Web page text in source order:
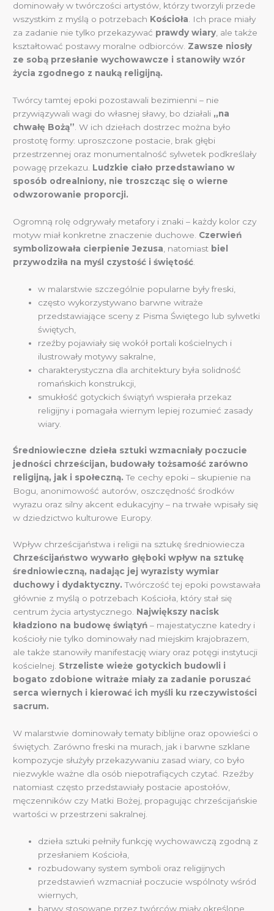
dominowały w twórczości artystów, którzy tworzyli przede
wszystkim z myślą o potrzebach Kościoła. Ich prace miały
za zadanie nie tylko przekazywać prawdy wiary, ale także
kształtować postawy moralne odbiorców. Zawsze niosły
ze sobą przesłanie wychowawcze i stanowiły wzór
życia zgodnego z nauką religijną.
Twórcy tamtej epoki pozostawali bezimienni – nie
przywiązywali wagi do własnej sławy, bo działali „na
chwałę Bożą”. W ich dziełach dostrzec można było
prostotę formy: uproszczone postacie, brak głębi
przestrzennej oraz monumentalność sylwetek podkreślały
powagę przekazu. Ludzkie ciało przedstawiano w
sposób odrealniony, nie troszcząc się o wierne
odwzorowanie proporcji.
Ogromną rolę odgrywały metafory i znaki – każdy kolor czy
motyw miał konkretne znaczenie duchowe. Czerwień
symbolizowała cierpienie Jezusa , natomiast biel
przywodziła na myśl czystość i świętość
w malarstwie szczególnie popularne były freski,
często wykorzystywano barwne witraże
przedstawiające sceny z Pisma Świętego lub sylwetki
świętych,
rzeźby pojawiały się wokół portali kościelnych i
ilustrowały motywy sakralne,
charakterystyczna dla architektury była solidność
romańskich konstrukcji,
smukłość gotyckich świątyń wspierała przekaz
religijny i pomagała wiernym lepiej rozumieć zasady
wiary.
Średniowieczne dzieła sztuki wzmacniały poczucie
jedności chrześcijan, budowały tożsamość zarówno
religijną, jak i społeczną. Te cechy epoki – skupienie na
Bogu, anonimowość autorów, oszczędność środków
wyrazu oraz silny akcent edukacyjny – na trwałe wpisały się
w dziedzictwo kulturowe Europy.
Wpływ chrześcijaństwa i religii na sztukę średniowiecza
Chrześcijaństwo wywarło głęboki wpływ na sztukę
średniowieczną, nadając jej wyrazisty wymiar
duchowy i dydaktyczny. Twórczość tej epoki powstawała
głównie z myślą o potrzebach Kościoła, który stał się
centrum życia artystycznego. Największy nacisk
kładziono na budowę świątyń – majestatyczne katedry i
kościoły nie tylko dominowały nad miejskim krajobrazem,
ale także stanowiły manifestację wiary oraz potęgi instytucji
kościelnej. Strzeliste wieże gotyckich budowli i
bogato zdobione witraże miały za zadanie poruszać
serca wiernych i kierować ich myśli ku rzeczywistości
sacrum.
W malarstwie dominowały tematy biblijne oraz opowieści o
świętych. Zarówno freski na murach, jak i barwne szklane
kompozycje służyły przekazywaniu zasad wiary, co było
niezwykle ważne dla osób niepotrafiących czytać. Rzeźby
natomiast często przedstawiały postacie apostołów,
męczenników czy Matki Bożej, propagując chrześcijańskie
wartości w przestrzeni sakralnej.
dzieła sztuki pełniły funkcję wychowawczą zgodną z
przesłaniem Kościoła,
rozbudowany system symboli oraz religijnych
przedstawień wzmacniał poczucie wspólnoty wśród
wiernych,
barwy stosowane przez twórców miały określone